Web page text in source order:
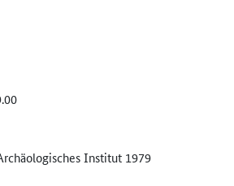
Institut 1979